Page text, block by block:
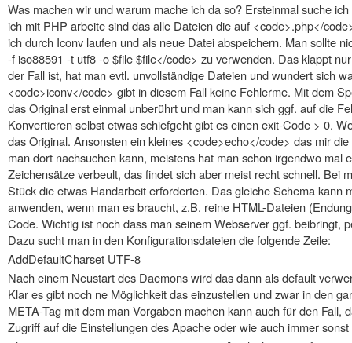
Was machen wir und warum mache ich da so? Ersteinmal suche
ich mit PHP arbeite sind das alle Dateien die auf <code>.php</
ich durch Iconv laufen und als neue Datei abspeichern. Man sollte
-f iso88591 -t utf8 -o $file $file</code> zu verwenden. Das klappt
der Fall ist, hat man evtl. unvollständige Dateien und wundert sich
<code>iconv</code> gibt in diesem Fall keine Fehlerme. Mit dem
das Original erst einmal unberührt und man kann sich ggf. auf die
Konvertieren selbst etwas schiefgeht gibt es einen exit-Code > 0.
das Original. Ansonsten ein kleines <code>echo</code> das mir
man dort nachsuchen kann, meistens hat man schon irgendwo mal
Zeichensätze verbeult, das findet sich aber meist recht schnell. Bei
Stück die etwas Handarbeit erforderten. Das gleiche Schema kann
anwenden, wenn man es braucht, z.B. reine HTML-Dateien
Code. Wichtig ist noch dass man seinem Webserver ggf. beibringt,
Dazu sucht man in den Konfigurationsdateien die folgende Zeile:
AddDefaultCharset UTF-8
Nach einem Neustart des Daemons wird das dann als default
Klar es gibt noch ne Möglichkeit das einzustellen und zwar in den
META-Tag mit dem man Vorgaben machen kann auch für den Fall,
Zugriff auf die Einstellungen des Apache oder wie auch immer